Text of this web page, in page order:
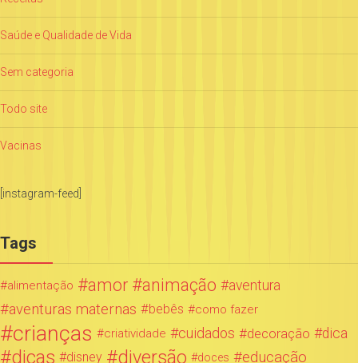
Saúde e Qualidade de Vida
Sem categoria
Todo site
Vacinas
[instagram-feed]
Tags
alimentação amor animação aventura
aventuras maternas bebês como fazer
crianças criatividade cuidados decoração dica
dicas disney diversão doces educação